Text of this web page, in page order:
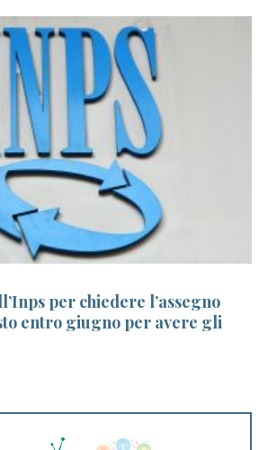
per chiedere l’assegno
entro giugno per avere gli